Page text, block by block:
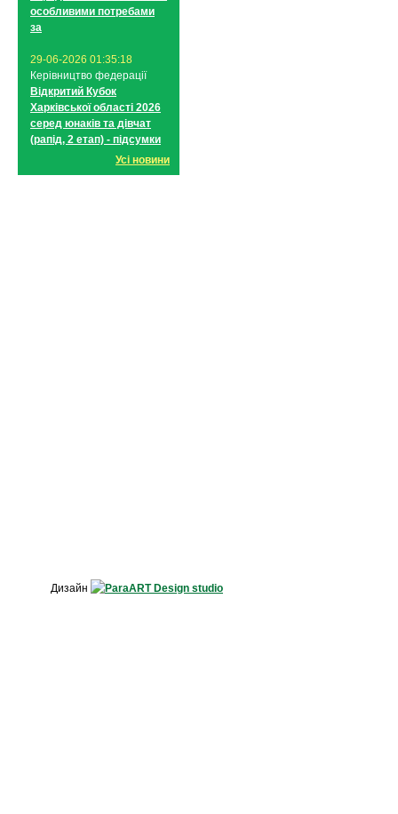
особливими потребами
за
29-06-2026 01:35:18
Керівництво федерації
Відкритий Кубок
Харківської області 2026
серед юнаків та дівчат
(рапід, 2 етап) - підсумки
Усі новини
Дизайн